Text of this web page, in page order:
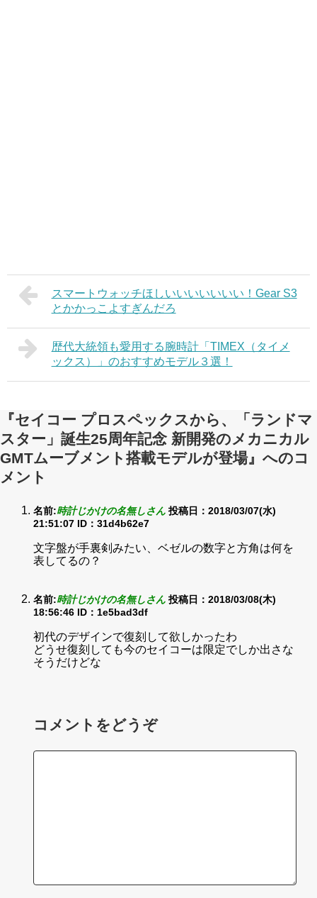
スマートウォッチほしいいいいいいい！Gear S3
とかかっこよすぎんだろ
歴代大統領も愛用する腕時計「TIMEX（タイメ
ックス）」のおすすめモデル３選！
『セイコー プロスペックスから、「ランドマ
スター」誕生25周年記念 新開発のメカニカル
GMTムーブメント搭載モデルが登場』へのコ
メント
名前:時計じかけの名無しさん 投稿日：2018/03/07(水)
21:51:07 ID：31d4b62e7
文字盤が手裏剣みたい、ベゼルの数字と方角は何を
表してるの？
名前:時計じかけの名無しさん 投稿日：2018/03/08(木)
18:56:46 ID：1e5bad3df
初代のデザインで復刻して欲しかったわ
どうせ復刻しても今のセイコーは限定でしか出さな
そうだけどな
コメントをどうぞ